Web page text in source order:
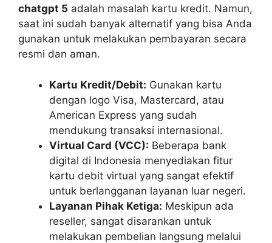
chatgpt 5 adalah masalah kartu kredit. Namun,
saat ini sudah banyak alternatif yang bisa Anda
gunakan untuk melakukan pembayaran secara
resmi dan aman.
Kartu Kredit/Debit: Gunakan kartu
dengan logo Visa, Mastercard, atau
American Express yang sudah
mendukung transaksi internasional.
Virtual Card (VCC): Beberapa bank
digital di Indonesia menyediakan fitur
kartu debit virtual yang sangat efektif
untuk berlangganan layanan luar negeri.
Layanan Pihak Ketiga: Meskipun ada
reseller, sangat disarankan untuk
melakukan pembelian langsung melalui